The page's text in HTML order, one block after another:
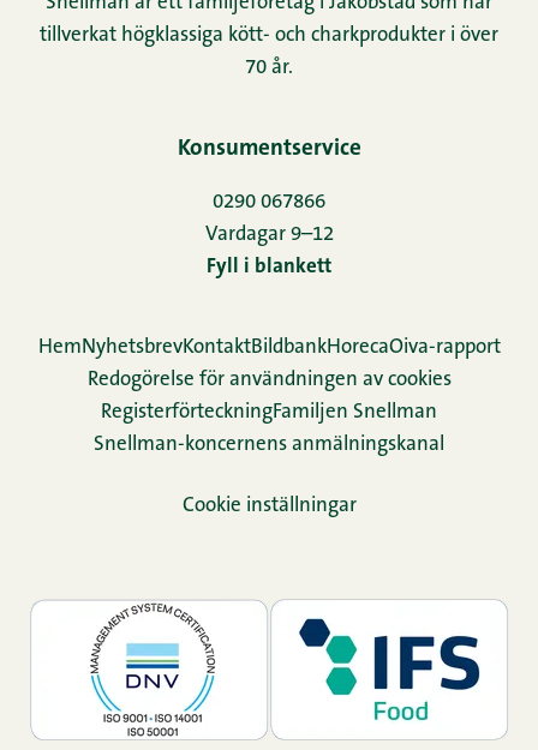
tillverkat högklassiga kött- och charkprodukter i över
70 år.
Konsumentservice
0290 067866
Vardagar 9–12
Fyll i blankett
HemNyhetsbrevKontaktBildbankHorecaOiva-rapport
Redogörelse för användningen av cookies
Re­gis­ter­för­teck­ningFamiljen Snellman
Snellman-koncernens anmälningskanal
Cookie inställningar